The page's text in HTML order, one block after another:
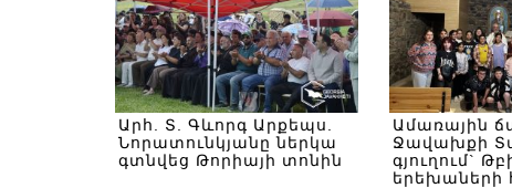
Արհ. Տ. Գևորգ Արքեպս.
Նորատունկյանը ներկա
գտնվեց Թորիայի տոնին
Ամառային
Ջավախքի
գյուղում`
երեխաների